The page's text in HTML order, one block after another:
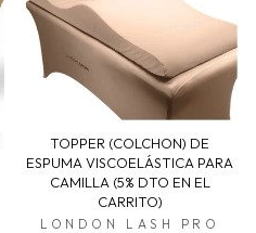
TOPPER (COLCHON) DE
ESPUMA VISCOELÁSTICA PARA
CAMILLA (5% DTO EN EL
CARRITO)
LONDON LASH PRO